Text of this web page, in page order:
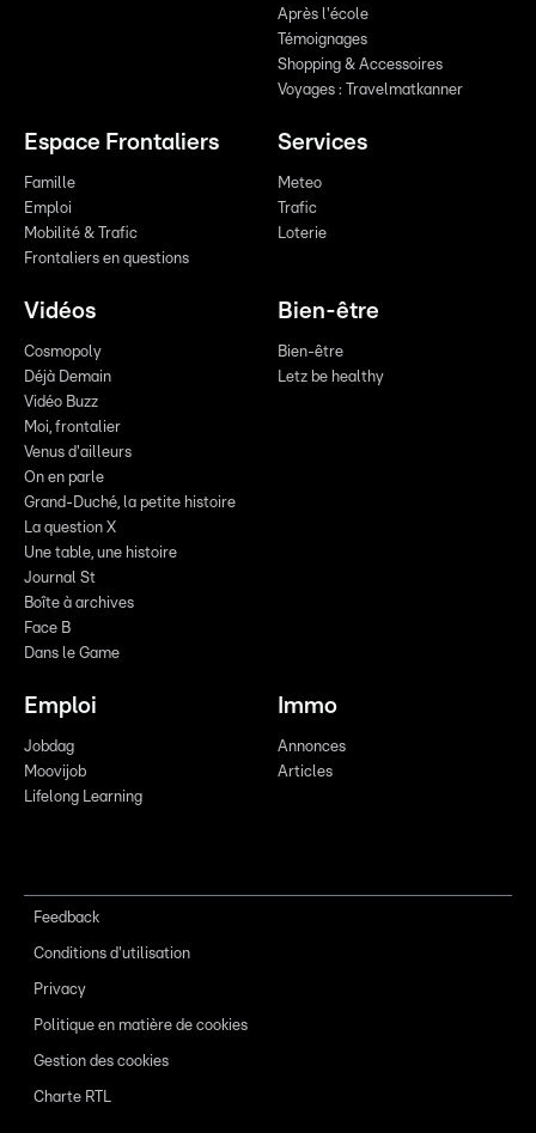
Après l'école
Témoignages
Shopping & Accessoires
Voyages : Travelmatkanner
Espace Frontaliers
Famille
Emploi
Mobilité & Trafic
Frontaliers en questions
Services
Meteo
Trafic
Loterie
Vidéos
Cosmopoly
Déjà Demain
Vidéo Buzz
Moi, frontalier
Venus d'ailleurs
On en parle
Grand-Duché, la petite histoire
La question X
Une table, une histoire
Journal St
Boîte à archives
Face B
Dans le Game
Bien-être
Bien-être
Letz be healthy
Emploi
Jobdag
Moovijob
Lifelong Learning
Immo
Annonces
Articles
Feedback
Conditions d'utilisation
Privacy
Politique en matière de cookies
Gestion des cookies
Charte RTL